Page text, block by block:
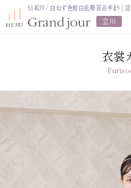
614639 / 白ねず色地白乱菊百合手まり｜
立川
衣裳